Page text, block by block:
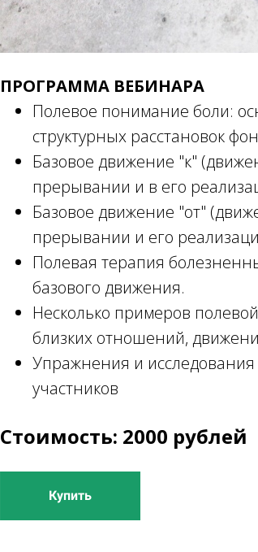
ПРОГРАММА ВЕБИНАРА
Полевое понимание боли:
структурных расстановок
Базовое движение "к"
прерывании и в его
Базовое движение "от"
прерывании и его
Полевая терапия
базового движения.
Несколько примеров
близких отношений,
Упражнения и
участников
Стоимость: 2000 рублей
Купить